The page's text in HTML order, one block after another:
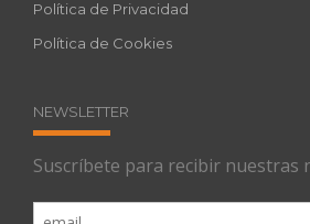
Política de Privacidad
Política de Cookies
NEWSLETTER